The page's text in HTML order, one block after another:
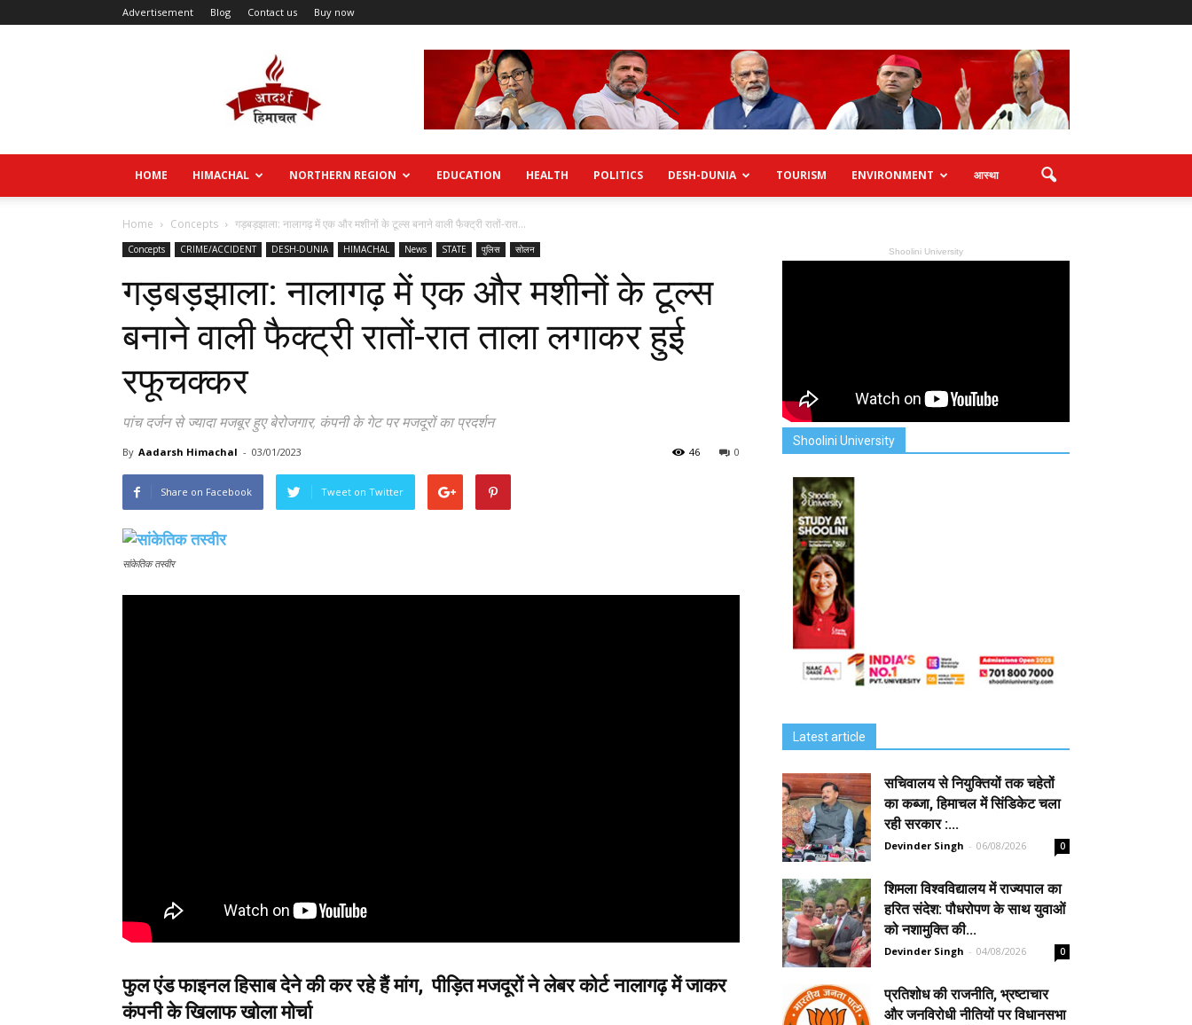
Advertisement Blog Contact us Buy now
HOME HIMACHAL NORTHERN REGION EDUCATION HEALTH POLITICS DESH-DUNIA TOURISM ENVIRONMENT आस्था
Home Concepts गड़बड़झाला: नालागढ़ में एक और मशीनों के टूल्स बनाने वाली फैक्ट्री रातों-रात...
Concepts CRIME/ACCIDENT DESH-DUNIA HIMACHAL News STATE पुलिस सोलन
गड़बड़झाला: नालागढ़ में एक और मशीनों के टूल्स
बनाने वाली फैक्ट्री रातों-रात ताला लगाकर हुई
रफूचक्कर
पांच दर्जन से ज्यादा मजबूर हुए बेरोजगार, कंपनी के गेट पर मजदूरों का प्रदर्शन
By Aadarsh Himachal - 03/01/2023 0
46
Share on Facebook Tweet on Twitter
सांकेतिक तस्वीर
फुल एंड फाइनल हिसाब देने की कर रहे हैं मांग, पीड़ित मजदूरों ने लेबर कोर्ट नालागढ़ में जाकर
कंपनी के खिलाफ खोला मोर्चा
Shoolini University
Shoolini University
Latest article
सचिवालय से नियुक्तियों तक चहेतों
का कब्जा, हिमाचल में सिंडिकेट चला
रही सरकार :...
Devinder Singh - 06/08/2026 0
शिमला विश्वविद्यालय में राज्यपाल का
हरित संदेश: पौधरोपण के साथ युवाओं
को नशामुक्ति की...
Devinder Singh - 04/08/2026 0
प्रतिशोध की राजनीति, भ्रष्टाचार
और जनविरोधी नीतियों पर विधानसभा